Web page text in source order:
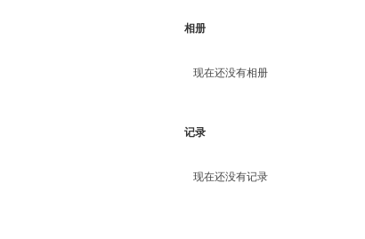
相册
现在还没有相册
记录
现在还没有记录